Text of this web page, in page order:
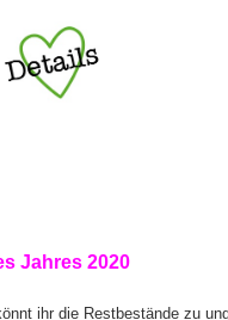
Jahres 2020
ihr die Restbestände zu